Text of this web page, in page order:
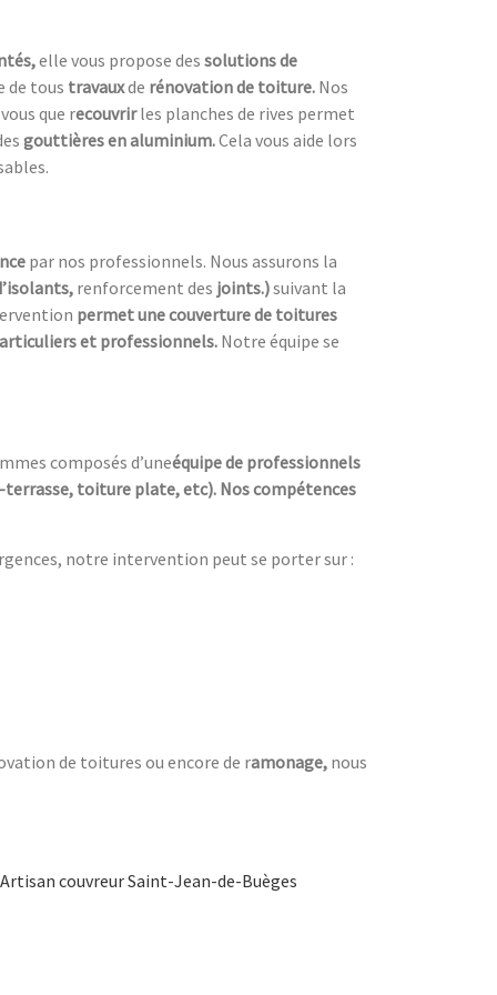
elle vous propose des solutions de
de tous travauxde rénovation de toiture. Nos
que recouvrirles planches de rives permet
gouttières en aluminium.Cela vous aide lors
par nos professionnels. Nous assurons la
renforcement des joints.)suivant la
permet une couverture de toitures
et professionnels. Notre équipe se
composés d’uneéquipe de professionnels
toiture plate, etc). Nos compétences
notre intervention peut se porter sur :
de toitures ou encore de ramonage, nous
Artisan couvreur Saint-Jean-de-Buèges